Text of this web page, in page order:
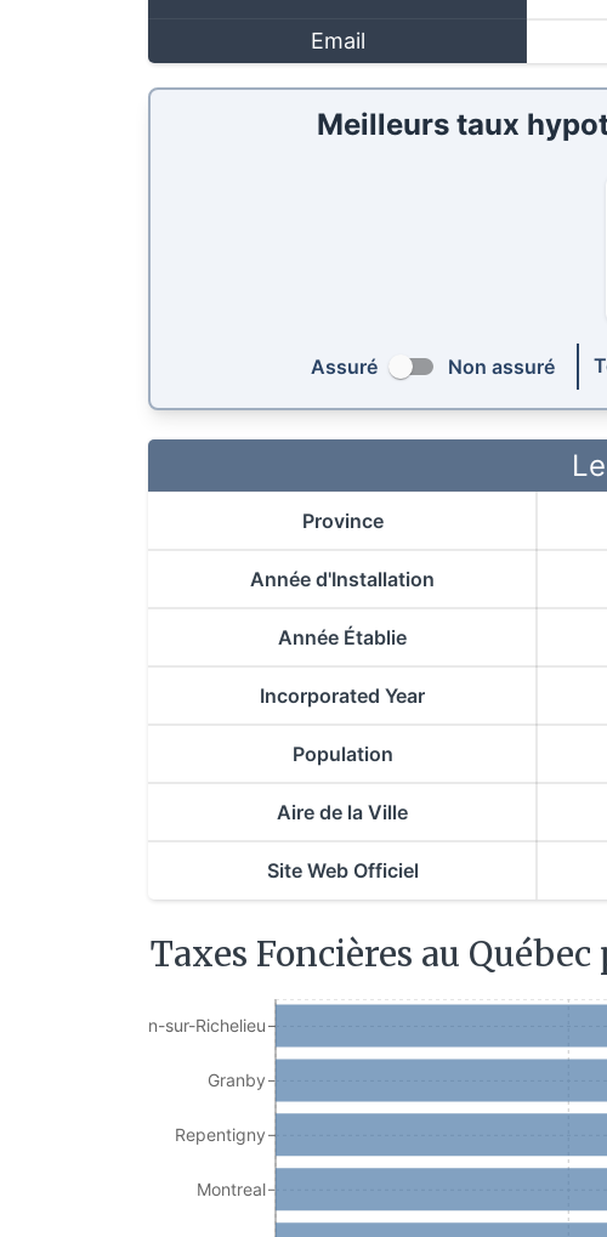
Email
Meilleurs taux
Assuré Non assuré
Province
Année d'Installation
Année Établie
Incorporated Year
Population
Aire de la Ville
Site Web Officiel
Taxes Foncières au
Saint-Jean-sur-Richelieu
Granby
Repentigny
Montreal